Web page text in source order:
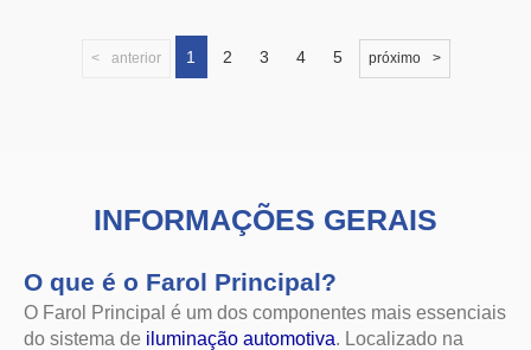
INFORMAÇÕES GERAIS
parte frontal do veículo, ele é responsável por iluminar o
caminho à frente, especialmente à noite ou em condições
obstáculos, curvas e demais veículos com segurança.
Além disso, é uma peça fundamental para que o carro
seja visto por outros motoristas e pedestres.